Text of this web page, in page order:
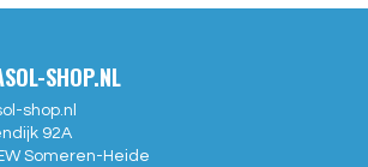
SHOP.NL
shop.nl
92A
Someren-Heide